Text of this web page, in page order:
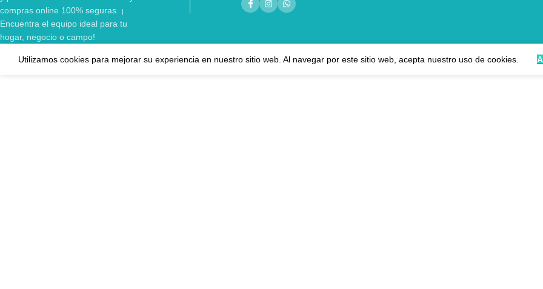
compras online 100% seguras. ¡
Encuentra el equipo ideal para tu
hogar, negocio o campo!
Utilizamos cookies para mejorar su experiencia en nuestro sitio web. Al navegar por este sitio web, acepta nuestro uso de cookies.